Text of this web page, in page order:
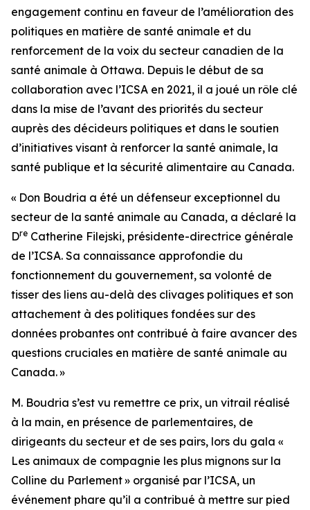
engagement continu en faveur de l’amélioration des
politiques en matière de santé animale et du
renforcement de la voix du secteur canadien de la
santé animale à Ottawa. Depuis le début de sa
collaboration avec l’ICSA en 2021, il a joué un rôle clé
dans la mise de l’avant des priorités du secteur
auprès des décideurs politiques et dans le soutien
d’initiatives visant à renforcer la santé animale, la
santé publique et la sécurité alimentaire au Canada.
« Don Boudria a été un défenseur exceptionnel du
secteur de la santé animale au Canada, a déclaré la
Dre Catherine Filejski, présidente-directrice générale
de l’ICSA. Sa connaissance approfondie du
fonctionnement du gouvernement, sa volonté de
tisser des liens au-delà des clivages politiques et son
attachement à des politiques fondées sur des
données probantes ont contribué à faire avancer des
questions cruciales en matière de santé animale au
Canada. »
M. Boudria s’est vu remettre ce prix, un vitrail réalisé
à la main, en présence de parlementaires, de
dirigeants du secteur et de ses pairs, lors du gala «
Les animaux de compagnie les plus mignons sur la
Colline du Parlement » organisé par l’ICSA, un
événement phare qu’il a contribué à mettre sur pied